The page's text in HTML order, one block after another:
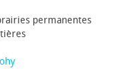
permanentes